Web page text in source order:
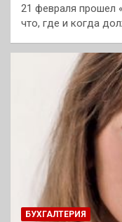
21 февраля прошел
что, где и когда
БУХГАЛТЕРИЯ